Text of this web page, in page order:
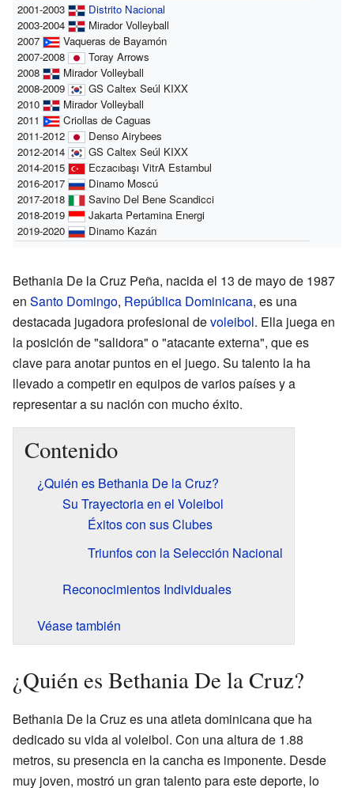
2001-2003
Distrito Nacional
2003-2004
Mirador Volleyball
2007
Vaqueras de Bayamón
2007-2008
Toray Arrows
2008
Mirador Volleyball
2008-2009
GS Caltex Seúl KIXX
2010
Mirador Volleyball
2011
Criollas de Caguas
2011-2012
Denso Airybees
2012-2014
GS Caltex Seúl KIXX
2014-2015
Eczacıbaşı VitrA Estambul
2016-2017
Dinamo Moscú
2017-2018
Savino Del Bene Scandicci
2018-2019
Jakarta Pertamina Energi
2019-2020
Dinamo Kazán
Bethania De la Cruz Peña, nacida el 13 de mayo de 1987
en Santo Domingo, República Dominicana, es una
destacada jugadora profesional devoleibol. Ella juega en
la posición de "salidora" o "atacante externa", que es
clave para anotar puntos en el juego. Su talento la ha
llevado a competir en equipos de varios países y a
representar a su nación con mucho éxito.
Contenido
¿Quién es Bethania De la Cruz?
Su Trayectoria en el Voleibol
Éxitos con sus Clubes
Triunfos con la Selección Nacional
Reconocimientos Individuales
Véase también
¿Quién es Bethania De la Cruz?
Bethania De la Cruz es una atleta dominicana que ha
dedicado su vida al voleibol. Con una altura de 1.88
metros, su presencia en la cancha es imponente. Desde
muy joven, mostró un gran talento para este deporte, lo